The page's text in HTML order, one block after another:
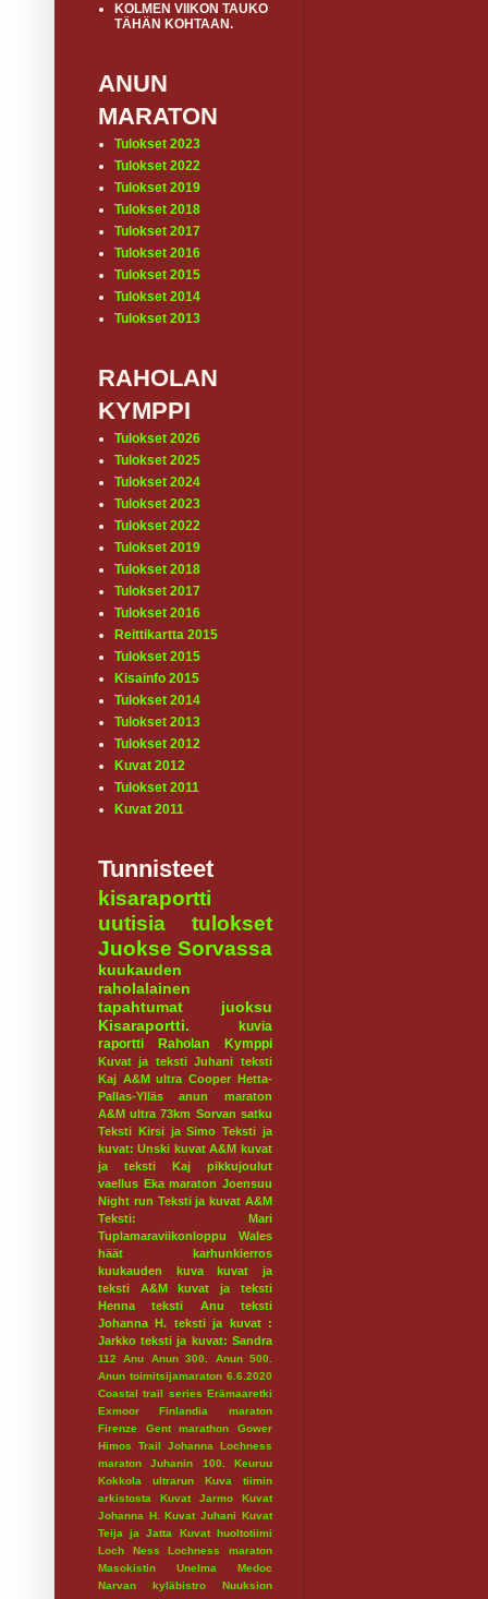
KOLMEN VIIKON TAUKO
TÄHÄN KOHTAAN.
ANUN
MARATON
Tulokset 2023
Tulokset 2022
Tulokset 2019
Tulokset 2018
Tulokset 2017
Tulokset 2016
Tulokset 2015
Tulokset 2014
Tulokset 2013
RAHOLAN
KYMPPI
Tulokset 2026
Tulokset 2025
Tulokset 2024
Tulokset 2023
Tulokset 2022
Tulokset 2019
Tulokset 2018
Tulokset 2017
Tulokset 2016
Reittikartta 2015
Tulokset 2015
Kisainfo 2015
Tulokset 2014
Tulokset 2013
Tulokset 2012
Kuvat 2012
Tulokset 2011
Kuvat 2011
Tunnisteet
kisaraportti
uutisia
tulokset
Juokse Sorvassa
kuukauden
raholalainen
tapahtumat
juoksu
Kisaraportti.
kuvia
raportti
Raholan Kymppi
Kuvat ja teksti Juhani teksti
Kaj A&M ultra Cooper Hetta-
Pallas-Ylläs
anun maraton
A&M ultra 73km Sorvan satku
Teksti Kirsi ja Simo Teksti ja
kuvat: Unski kuvat A&M kuvat
ja teksti Kaj
pikkujoulut
vaellus Eka maraton Joensuu
Night run Teksti ja kuvat A&M
Teksti: Mari
Tuplamaraviikonloppu
Wales
häät
karhunkierros
kuukauden kuva
kuvat ja
teksti A&M
kuvat ja teksti
Henna
teksti Anu
teksti
Johanna H. teksti ja kuvat :
Jarkko teksti ja kuvat: Sandra
112 Anu Anun 300.
Anun 500.
Anun toimitsijamaraton 6.6.2020
Coastal trail series Erämaaretki
Exmoor
Finlandia maraton
Firenze
Gent marathon
Gower
Himos Trail
Johanna Lochness
maraton
Juhanin 100.
Keuruu
Kokkola ultrarun
Kuva tiimin
arkistosta
Kuvat Jarmo
Kuvat
Johanna H.
Kuvat Juhani Kuvat
Teija ja Jatta
Kuvat huoltotiimi
Loch Ness
Lochness maraton
Masokistin Unelma
Medoc
Narvan kyläbistro
Nuuksion